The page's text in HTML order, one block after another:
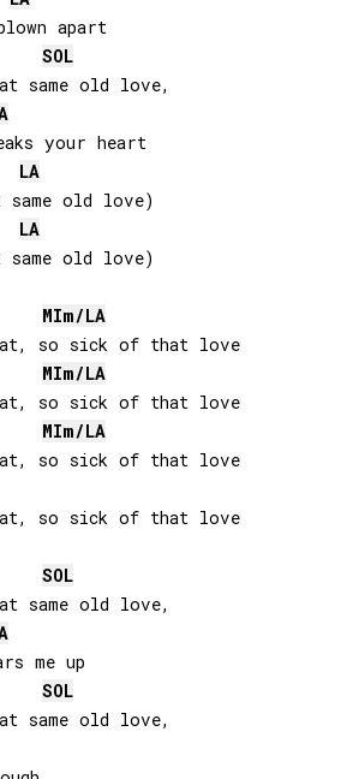
feels like I've blown apart
SOL
the kind that breaks your heart
LA
LA
old love)
MIm/LA
I'm so sick of that, so sick of that love
MIm/LA
I'm so sick of that, so sick of that love
MIm/LA
I'm so sick of that, so sick of that love
so sick of that love
SOL
SOL